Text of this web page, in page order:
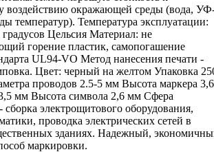
воздействию окражающей среды (вода,
температур). Температура эксплуатации:
Цельсия Материал: не
горение пластик, самопогашение
UL94-VO Метод нанесения печати -
Цвет: черный на желтом Упаковка
проводов 2.5-5 мм Высота маркера 3,6
мм Высота символа 2,6 мм Сфера
электрощитового оборудования,
проводка электрических сетей в
зданиях. Надежный,
маркировки.